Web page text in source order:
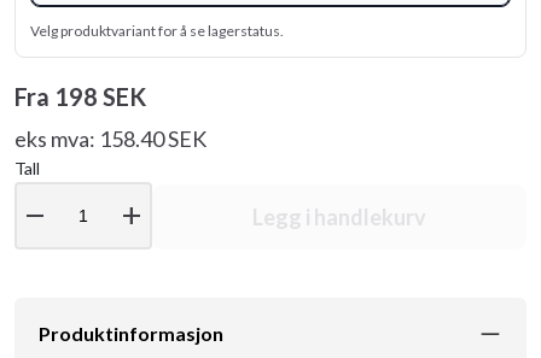
Velg produktvariant for å se lagerstatus.
Fra 198 SEK
eks mva: 158.40 SEK
Tall
remove add Legg i handlekurv
Produktinformasjon